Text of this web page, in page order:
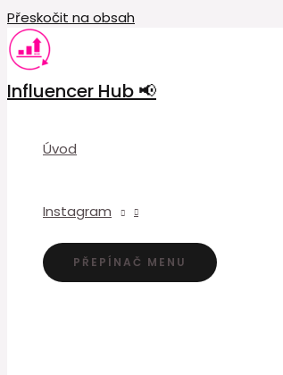
Přeskočit na obsah
Influencer Hub 📢
Úvod
Instagram
PŘEPÍNAČ MENU